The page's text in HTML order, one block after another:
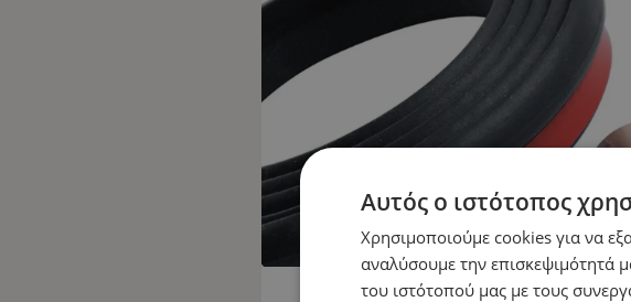
Αυτός ο ιστότοπος
Χρησιμοποιούμε cookies για να
αναλύσουμε την επισκεψιμότητά
του ιστότοπού μας με τους